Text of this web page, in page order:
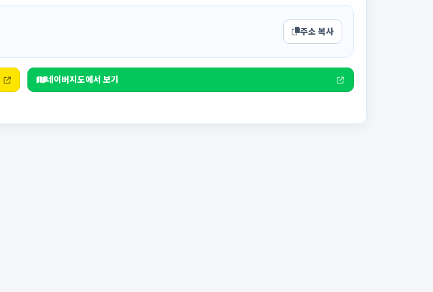
주소 복사
네이버지도에서 보기